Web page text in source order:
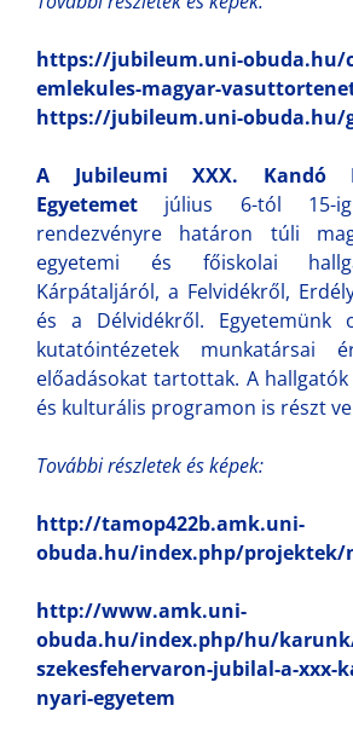
https://jubileum.uni-obuda.hu/
emlekules-magyar-
https://jubileum.uni-obuda.hu/
A Jubileumi XXX. Kandó
Egyetemet július 6-tól 15-
rendezvényre határon túli
egyetemi és főiskolai
Kárpátaljáról, a Felvidékről,
és a Délvidékről. Egyetemünk
kutatóintézetek munkatársai
előadásokat tartottak. A hallgatók
és kulturális programon is részt
További részletek és képek:
http://tamop422b.amk.uni-
obuda.hu/index.php/projektek/
http://www.amk.uni-
obuda.hu/index.php/hu/
szekesfehervaron-jubilal-a-xxx-
nyari-egyetem